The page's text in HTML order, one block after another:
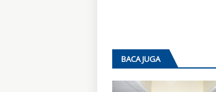
BACA JUGA